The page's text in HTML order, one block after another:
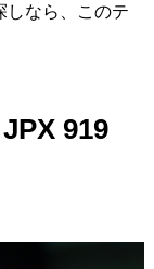
しなら、このテ
919